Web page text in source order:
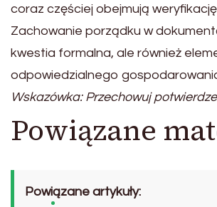
coraz częściej obejmują
Zachowanie porządku w
kwestia formalna, ale również
odpowiedzialnego
Wskazówka: Przechowuj
Powiązane
Powiązane artykuły: